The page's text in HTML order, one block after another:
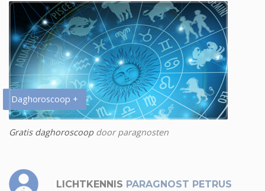
Daghoroscoop +
Gratis daghoroscoopdoor paragnosten
LICHTKENNIS PARAGNOST PETRUS